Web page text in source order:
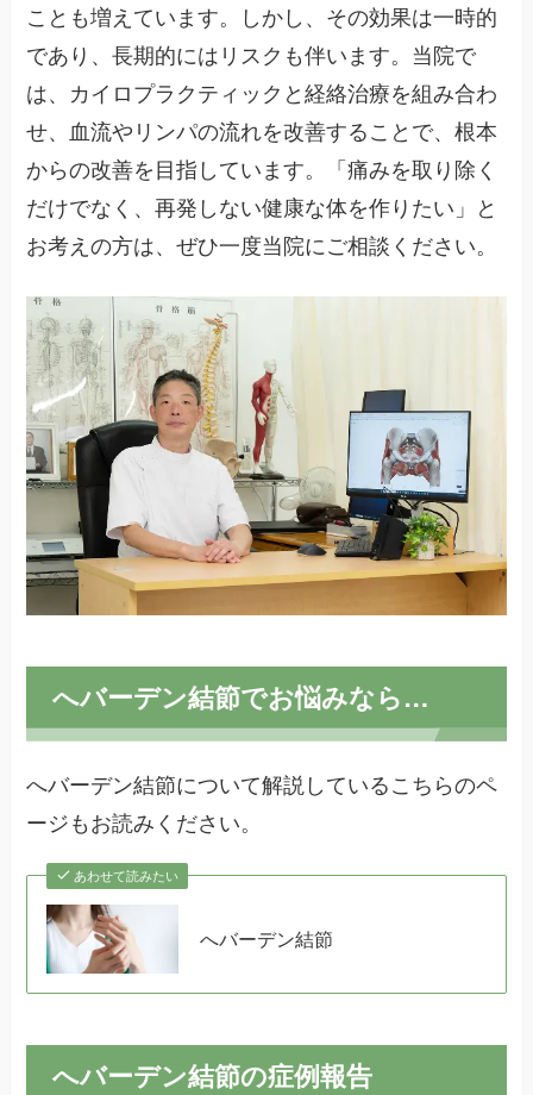
ことも増えています。しかし、その効果は一時的
であり、長期的にはリスクも伴います。当院で
は、カイロプラクティックと経絡治療を組み合わ
せ、血流やリンパの流れを改善することで、根本
からの改善を目指しています。「痛みを取り除く
だけでなく、再発しない健康な体を作りたい」と
お考えの方は、ぜひ一度当院にご相談ください。
へバーデン結節でお悩みなら…
へバーデン結節について解説しているこちらのペ
ージもお読みください。
あわせて読みたい
へバーデン結節
へバーデン結節の症例報告